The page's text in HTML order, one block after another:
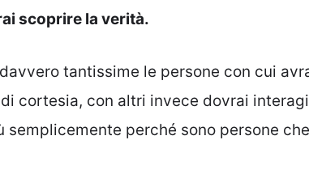
scoprire la verità.
tantissime le persone con cui
cortesia, con altri invece dovrai
semplicemente perché sono persone